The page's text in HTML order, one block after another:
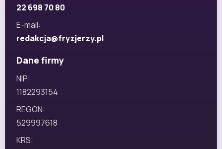
22 698 70 80
E-mail:
redakcja@fryzjerzy.pl
Dane firmy
NIP:
1182293154
REGON:
529997618
KRS: